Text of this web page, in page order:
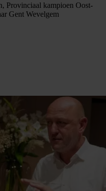
Provinciaal kampioen Oost-
Gent Wevelgem